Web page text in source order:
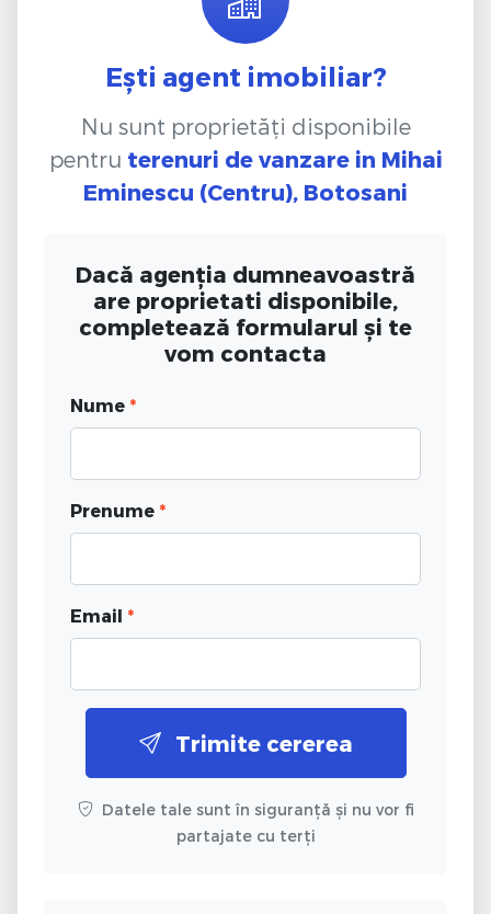
Ești agent imobiliar?
Nu sunt proprietăți disponibile
pentru terenuri de vanzare in Mihai
Eminescu (Centru), Botosani
Dacă agenția dumneavoastră
are proprietati disponibile,
completează formularul și te
vom contacta
Nume *
Prenume *
Email *
Trimite cererea
Datele tale sunt în siguranță și nu vor fi
partajate cu terți